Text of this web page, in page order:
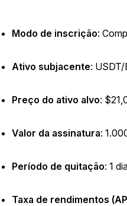
Modo de inscrição:
Ativo subjacente: USDT/
Preço do ativo alvo:
Valor da assinatura:
Período de quitação: 1
Taxa de rendimentos